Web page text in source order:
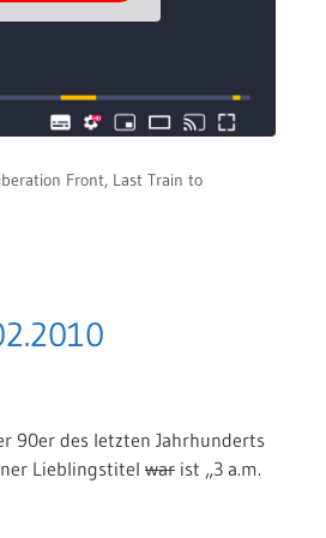
Front, Last Train to
90er des letzten Jahrhunderts
Lieblingstitel war ist „3 a.m.